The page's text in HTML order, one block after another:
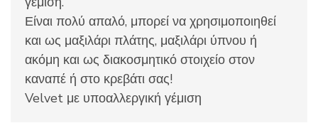
Είναι πολύ απαλό, μπορεί να χρησιμοποιηθεί
και ως μαξιλάρι πλάτης, μαξιλάρι ύπνου ή
ακόμη και ως διακοσμητικό στοιχείο στον
καναπέ ή στο κρεβάτι σας!
Velvet με υποαλλεργική γέμιση